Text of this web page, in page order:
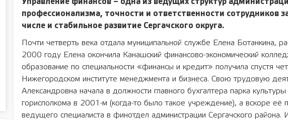
Управление финансов – одна из ведущих структур
профессионализма, точности и ответственности сотрудников
числе и стабильное развитие Сергачского округа.
Почти четверть века отдала муниципальной службе Елена Ботанкина,
2000 году Елена окончила Канашский финансово-экономический
образование по специальности «финансы и кредит» получила спустя
Нижегородском институте менеджмента и бизнеса. Свою трудовую
Александровна начала в должности главного бухгалтера парка
горисполкома в 2001-м (когда-то было такое учреждение), а вскоре её
ведущего специалиста в финотдел администрации Сергачского района.